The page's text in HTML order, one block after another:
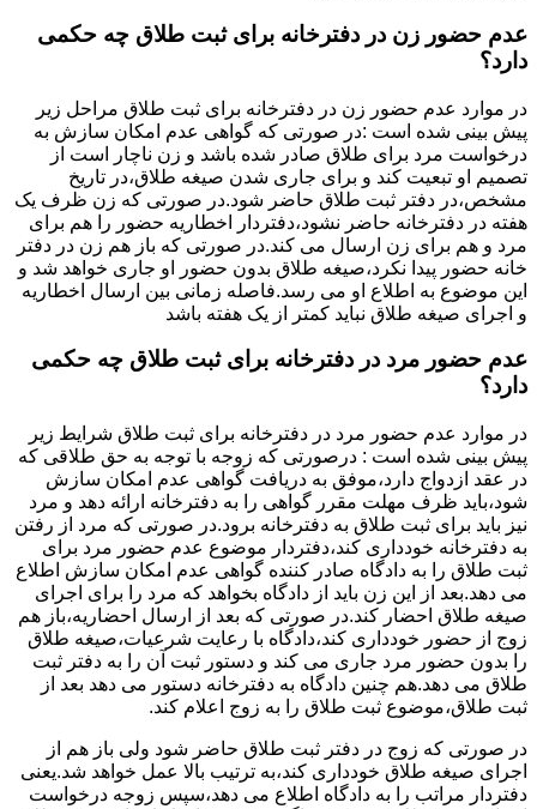
عدم حضور زن در دفترخانه برای ثبت طلاق چه حکمی
دارد؟
در موارد عدم حضور زن در دفترخانه برای ثبت طلاق مراحل زیر
پیش بینی شده است :در صورتی که گواهی عدم امکان سازش به
درخواست مرد برای طلاق صادر شده باشد و زن ناچار است از
تصمیم او تبعیت کند و برای جاری شدن صیغه طلاق،در تاریخ
مشخص،در دفتر ثبت طلاق حاضر شود.در صورتی که زن ظرف یک
هفته در دفترخانه حاضر نشود،دفتردار اخطاریه حضور را هم برای
مرد و هم برای زن ارسال می کند.در صورتی که باز هم زن در دفتر
خانه حضور پیدا نکرد،صیغه طلاق بدون حضور او جاری خواهد شد و
این موضوع به اطلاع او می رسد.فاصله زمانی بین ارسال اخطاریه
و اجرای صیغه طلاق نباید کمتر از یک هفته باشد
عدم حضور مرد در دفترخانه برای ثبت طلاق چه حکمی
دارد؟
در موارد عدم حضور مرد در دفترخانه برای ثبت طلاق شرایط زیر
پیش بینی شده است : درصورتی که زوجه با توجه به حق طلاقی که
در عقد ازدواج دارد،موفق به دریافت گواهی عدم امکان سازش
شود،باید ظرف مهلت مقرر گواهی را به دفترخانه ارائه دهد و مرد
نیز باید برای ثبت طلاق به دفترخانه برود.در صورتی که مرد از رفتن
به دفترخانه خودداری کند،دفتردار موضوع عدم حضور مرد برای
ثبت طلاق را به دادگاه صادر کننده گواهی عدم امکان سازش اطلاع
می دهد.بعد از این زن باید از دادگاه بخواهد که مرد را برای اجرای
صیغه طلاق احضار کند.در صورتی که بعد از ارسال احضاریه،باز هم
زوج از حضور خودداری کند،دادگاه با رعایت شرعیات،صیغه طلاق
را بدون حضور مرد جاری می کند و دستور ثبت آن را به دفتر ثبت
طلاق می دهد.هم چنین دادگاه به دفترخانه دستور می دهد بعد از
ثبت طلاق،موضوع ثبت طلاق را به زوج اعلام کند.
در صورتی که زوج در دفتر ثبت طلاق حاضر شود ولی باز هم از
اجرای صیغه طلاق خودداری کند،به ترتیب بالا عمل خواهد شد.یعنی
دفتردار مراتب را به دادگاه اطلاع می دهد،سپس زوجه درخواست